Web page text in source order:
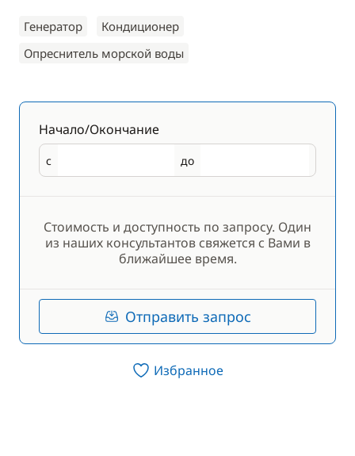
Генератор
Кондиционер
Опреснитель морской воды
Начало/Окончание
с
Начало до
Окончание
Стоимость и доступность по запросу. Один
из наших консультантов свяжется с Вами в
ближайшее время.
Отправить запрос
Избранное